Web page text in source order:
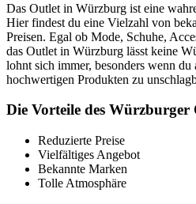
Das Outlet in Würzburg ist eine
Hier findest du eine Vielzahl von
Preisen. Egal ob Mode, Schuhe,
das Outlet in Würzburg lässt keine
lohnt sich immer, besonders wenn du
hochwertigen Produkten zu
Die Vorteile des Würzburger
Reduzierte Preise
Vielfältiges Angebot
Bekannte Marken
Tolle Atmosphäre